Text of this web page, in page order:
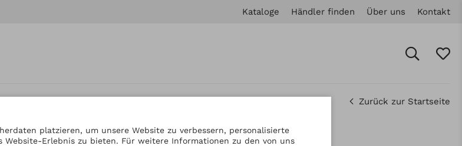
Kataloge Händler finden Über uns Kontakt
Zurück zur Startseite
platzieren, um unsere Website zu verbessern, personalisierte
Website-Erlebnis zu bieten. Für weitere Informationen zu den von uns